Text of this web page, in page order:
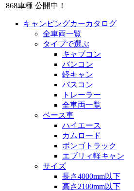
868車種 公開中！
キャンピングカーカタログ
全車両一覧
タイプで選ぶ
キャブコン
バンコン
軽キャン
バスコン
トレーラー
全車両一覧
ベース車
ハイエース
カムロード
ボンゴトラック
エブリィ軽キャン
サイズ
長さ4000mm以下
高さ2100mm以下